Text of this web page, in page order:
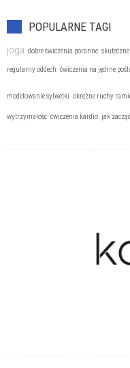
POPULARNE TAGI
joga dobre ćwiczenia poranne
regularny oddech ćwiczenia na jędrne
modelowanie sylwetki okrężne ruchy
wytrzymałość ćwiczenia kardio jak